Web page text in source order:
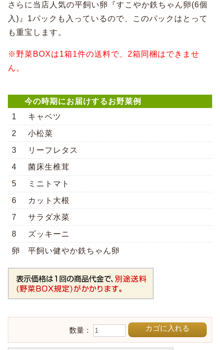
さらに当店人気の平飼い卵『すこやか鉄ちゃん卵(6個
入)』1パックも入っているので、このパックはとって
も重宝します。
※野菜BOXは1箱1件の送料で、2箱同梱はできませ
ん。
今の時期にお届けするお野菜例
1
キャベツ
2
小松菜
3
リーフレタス
4
菌床生椎茸
5
ミニトマト
6
カット大根
7
サラダ水菜
8
ズッキーニ
卵
平飼い健やか鉄ちゃん卵
数量： カゴに入れる